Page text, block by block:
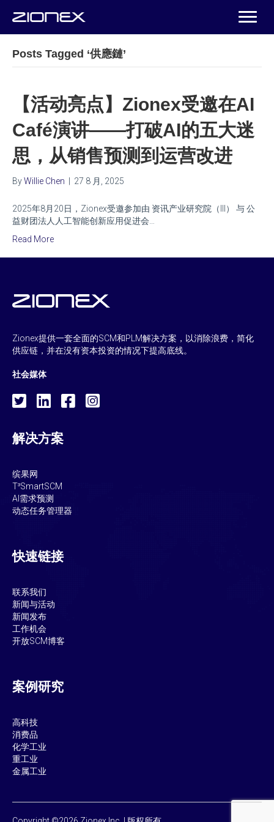
Posts Tagged ‘供應鏈’
【活动亮点】Zionex受邀在AI
Café演讲——打破AI的五大迷
思，从销售预测到运营改进
ByWillie Chen 27 8 月, 2025
2025年8月20日，Zionex受邀参加由 资讯产业研究院（III） 与 公
益财团法人人工智能创新应用促进会…
Read More
Zionex提供一套全面的SCM和PLM解决方案，以消除浪费，简化
供应链，并在没有资本投资的情况下提高底线。
社会媒体
解决方案
缤果网
T³SmartSCM
AI需求预测
动态任务管理器
快速链接
联系我们
新闻与活动
新闻发布
工作机会
开放SCM博客
案例研究
高科技
消费品
化学工业
重工业
金属工业